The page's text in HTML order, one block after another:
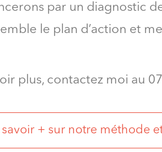
par un diagnostic
le plan d’action et
plus, contactez moi au
savoir + sur notre méthode